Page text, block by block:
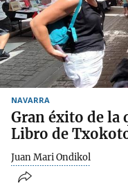
NAVARRA
Gran éxito de la
Libro de
Juan Mari Ondikol